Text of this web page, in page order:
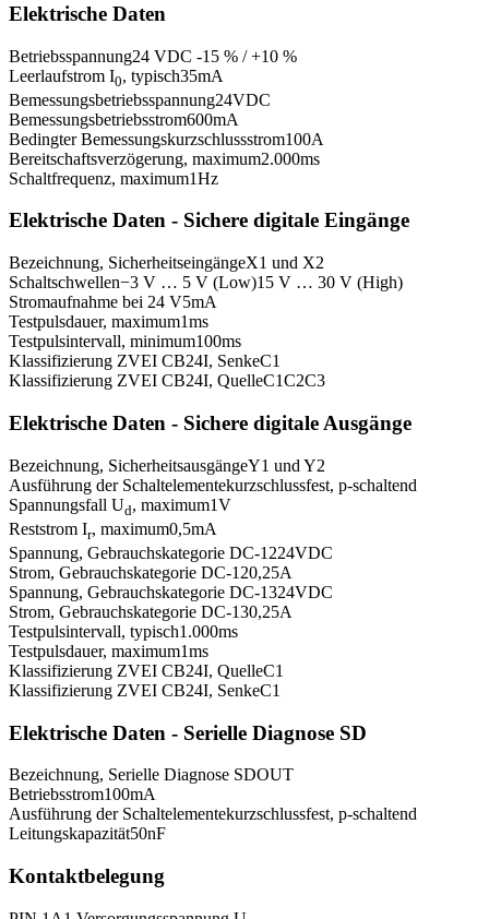
Elektrische Daten
Betriebsspannung24 VDC -15 % / +10 %
Leerlaufstrom I0, typisch35mA
Bemessungsbetriebsspannung24VDC
Bemessungsbetriebsstrom600mA
Bedingter Bemessungskurzschlussstrom100A
Bereitschaftsverzögerung, maximum2.000ms
Schaltfrequenz, maximum1Hz
Elektrische Daten - Sichere digitale Eingänge
Bezeichnung, SicherheitseingängeX1 und X2
Schaltschwellen−3 V … 5 V (Low)15 V … 30 V (High)
Stromaufnahme bei 24 V5mA
Testpulsdauer, maximum1ms
Testpulsintervall, minimum100ms
Klassifizierung ZVEI CB24I, SenkeC1
Klassifizierung ZVEI CB24I, QuelleC1C2C3
Elektrische Daten - Sichere digitale Ausgänge
Bezeichnung, SicherheitsausgängeY1 und Y2
Ausführung der Schaltelementekurzschlussfest, p-schaltend
Spannungsfall Ud, maximum1V
Reststrom Ir, maximum0,5mA
Spannung, Gebrauchskategorie DC-1224VDC
Strom, Gebrauchskategorie DC-120,25A
Spannung, Gebrauchskategorie DC-1324VDC
Strom, Gebrauchskategorie DC-130,25A
Testpulsintervall, typisch1.000ms
Testpulsdauer, maximum1ms
Klassifizierung ZVEI CB24I, QuelleC1
Klassifizierung ZVEI CB24I, SenkeC1
Elektrische Daten - Serielle Diagnose SD
Bezeichnung, Serielle Diagnose SDOUT
Betriebsstrom100mA
Ausführung der Schaltelementekurzschlussfest, p-schaltend
Leitungskapazität50nF
Kontaktbelegung